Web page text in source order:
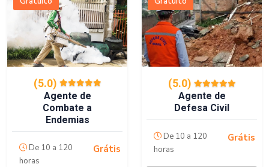
(5.0)
Agente de
Combate a
Endemias
De 10 a 120
horas
Grátis
(5.0)
Agente de
Defesa Civil
De 10 a 120
horas
Grátis